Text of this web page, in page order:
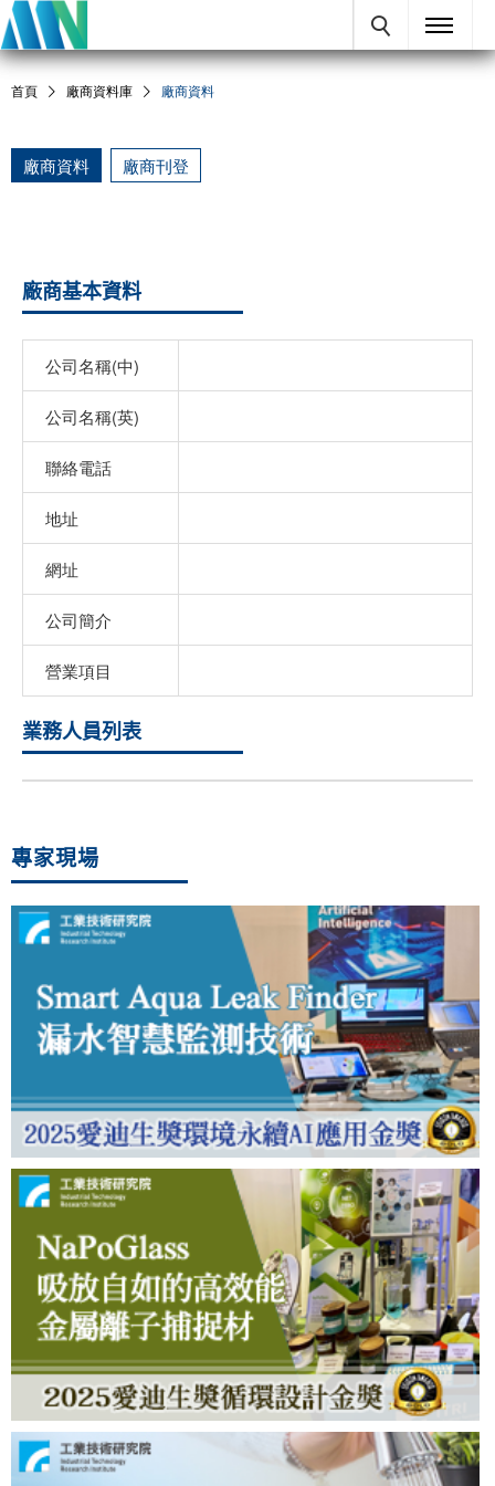
首頁 廠商資料庫 廠商資料
廠商資料 廠商刊登
廠商基本資料
公司名稱(中)
公司名稱(英)
聯絡電話
地址
網址
公司簡介
營業項目
業務人員列表
專家現場